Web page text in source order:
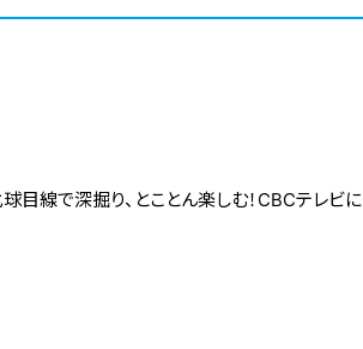
目線で深掘り、とことん楽しむ！CBCテレビに